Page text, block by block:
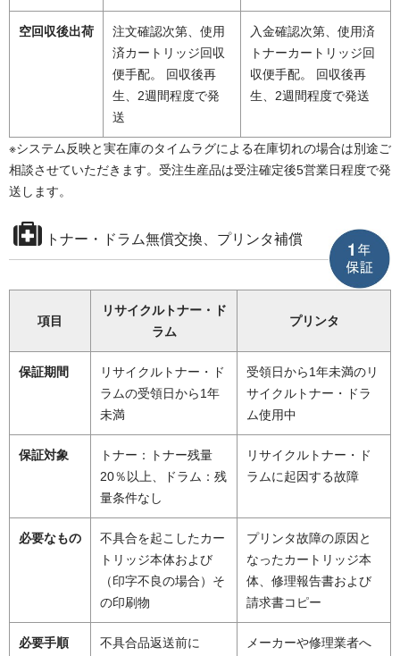
空回収後出荷
注文確認次第、使用
済カートリッジ回収
便手配。 回収後再
生、2週間程度で発
送
入金確認次第、使用済
トナーカートリッジ回
収便手配。 回収後再
生、2週間程度で発送
※システム反映と実在庫のタイムラグによる在庫切れの場合は別途ご
相談させていただきます。受注生産品は受注確定後5営業日程度で発
送します。
トナー・ドラム無償交換、プリンタ補償
項目
リサイクルトナー・ド
ラム
プリンタ
保証期間
リサイクルトナー・ド
ラムの受領日から1年
未満
受領日から1年未満のリ
サイクルトナー・ドラ
ム使用中
保証対象
トナー：トナー残量
20％以上、ドラム：残
量条件なし
リサイクルトナー・ド
ラムに起因する故障
必要なもの
不具合を起こしたカー
トリッジ本体および
（印字不良の場合）そ
の印刷物
プリンタ故障の原因と
なったカートリッジ本
体、修理報告書および
請求書コピー
必要手順
不具合品返送前に
メーカーや修理業者へ